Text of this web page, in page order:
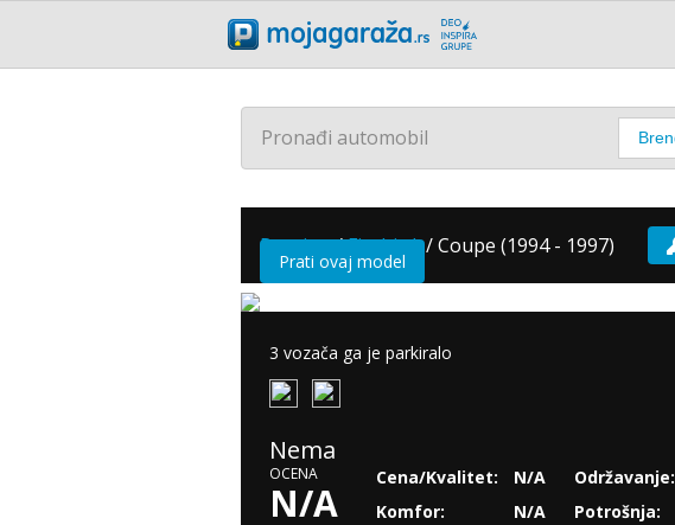
Pronađi automobil
Pontiac /Firebird /Coupe (1994 - 1997)
Prati ovaj model
3 vozača ga je parkiralo
Nema
OCENA
N/A
Cena/Kvalitet:
N/A
Komfor:
N/A
Održavanje:
Potrošnja: